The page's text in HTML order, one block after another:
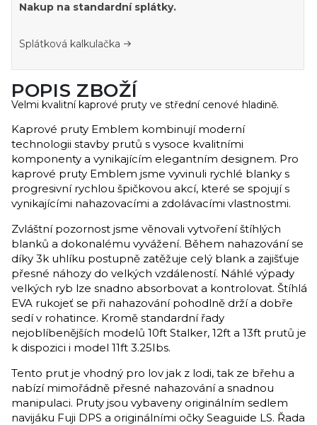
Nakup na standardní splátky.
Splátková kalkulačka
POPIS ZBOŽÍ
Velmi kvalitní kaprové pruty ve střední cenové hladině.
Kaprové pruty Emblem kombinují moderní
technologii stavby prutů s vysoce kvalitními
komponenty a vynikajícím elegantním designem. Pro
kaprové pruty Emblem jsme vyvinuli rychlé blanky s
progresivní rychlou špičkovou akcí, které se spojují s
vynikajícími nahazovacími a zdolávacími vlastnostmi.
Zvláštní pozornost jsme věnovali vytvoření štíhlých
blanků a dokonalému vyvážení. Během nahazování se
díky 3k uhlíku postupně zatěžuje celý blank a zajišťuje
přesné náhozy do velkých vzdáleností. Náhlé výpady
velkých ryb lze snadno absorbovat a kontrolovat. Štíhlá
EVA rukojeť se při nahazování pohodlně drží a dobře
sedí v rohatince. Kromě standardní řady
nejoblíbenějších modelů 10ft Stalker, 12ft a 13ft prutů je
k dispozici i model 11ft 3.25Ibs.
Tento prut je vhodný pro lov jak z lodi, tak ze břehu a
nabízí mimořádně přesné nahazování a snadnou
manipulaci. Pruty jsou vybaveny originálním sedlem
navijáku Fuji DPS a originálními očky Seaguide LS. Řada